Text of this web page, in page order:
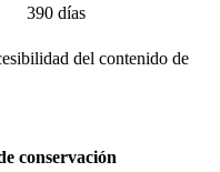
390 días
del contenido de
conservación